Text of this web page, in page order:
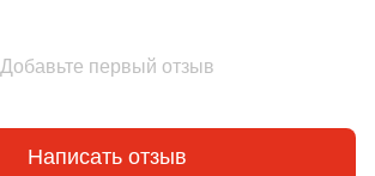
Добавьте первый отзыв
Написать отзыв